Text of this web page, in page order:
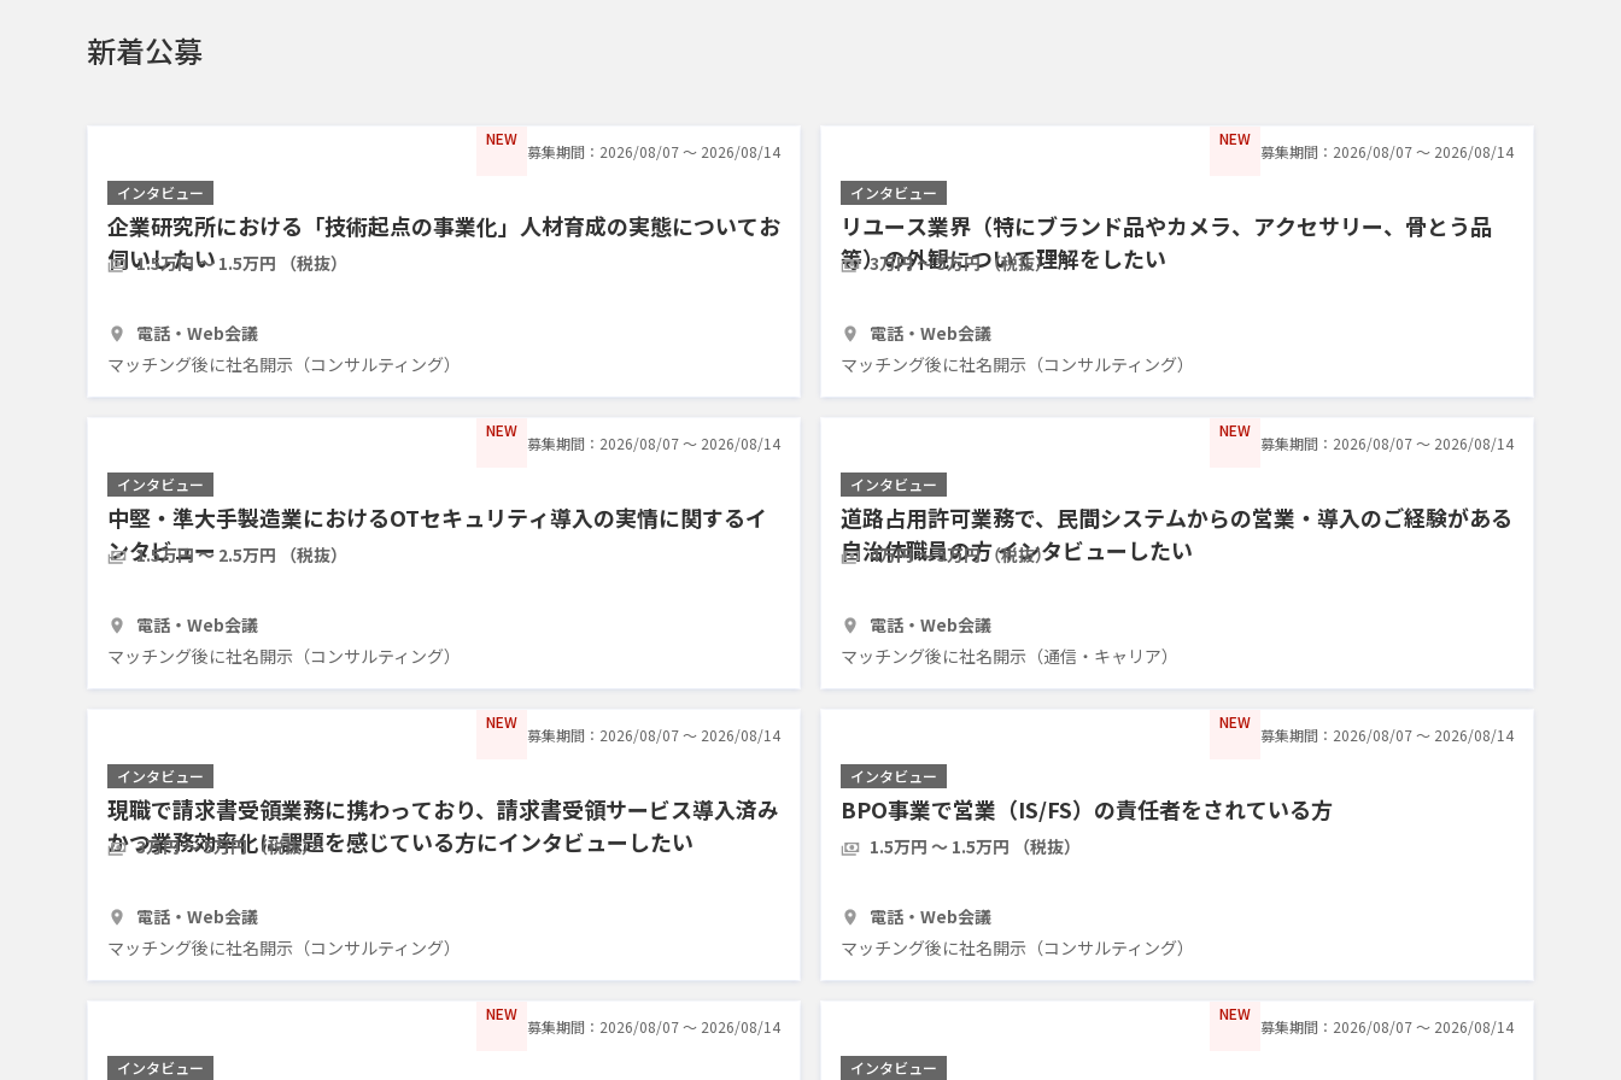
新着公募
NEW
募集期間：2026/08/07 〜 2026/08/14
インタビュー
企業研究所における「技術起点の事業化」人材育成の実態についてお
伺いしたい
1.5万円 〜 1.5万円 （税抜）
電話・Web会議
マッチング後に社名開示（コンサルティング）
NEW
募集期間：2026/08/07 〜 2026/08/14
インタビュー
リユース業界（特にブランド品やカメラ、アクセサリー、骨とう品
等）の外観について理解をしたい
3万円 〜 5万円 （税抜）
電話・Web会議
マッチング後に社名開示（コンサルティング）
NEW
募集期間：2026/08/07 〜 2026/08/14
インタビュー
中堅・準大手製造業におけるOTセキュリティ導入の実情に関するイ
ンタビュー
1.5万円 〜 2.5万円 （税抜）
電話・Web会議
マッチング後に社名開示（コンサルティング）
NEW
募集期間：2026/08/07 〜 2026/08/14
インタビュー
道路占用許可業務で、民間システムからの営業・導入のご経験がある
自治体職員の方 インタビューしたい
4万円 〜 5万円 （税抜）
電話・Web会議
マッチング後に社名開示（通信・キャリア）
NEW
募集期間：2026/08/07 〜 2026/08/14
インタビュー
現職で請求書受領業務に携わっており、請求書受領サービス導入済み
かつ業務効率化に課題を感じている方にインタビューしたい
3万円 〜 5万円 （税抜）
電話・Web会議
マッチング後に社名開示（コンサルティング）
NEW
募集期間：2026/08/07 〜 2026/08/14
インタビュー
BPO事業で営業（IS/FS）の責任者をされている方
1.5万円 〜 1.5万円 （税抜）
電話・Web会議
マッチング後に社名開示（コンサルティング）
NEW
募集期間：2026/08/07 〜 2026/08/14
インタビュー
NEW
募集期間：2026/08/07 〜 2026/08/14
インタビュー